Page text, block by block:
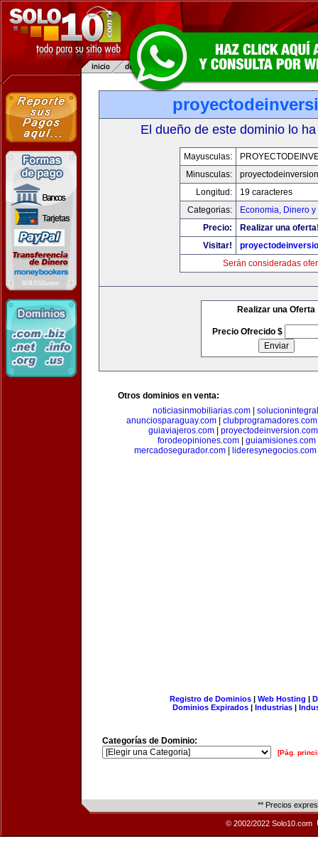
El dueño de este dominio lo
Mayusculas:
Minusculas:
Longitud:
19 caracteres
Categorias:
Economia, Dinero
Precio:
Realizar una
Visitar!
Serán consideradas
Realizar una Oferta
Precio Ofrecido $
Otros dominios en venta:
noticiasinmobiliarias.com
anunciosparaguay.com
clubprogramadores.com
guiaviajeros.com| proyectodeinversion.com
forodeopiniones.com
guiamisiones.com
mercadosegurador.com
lideresynegocios.com
Registro de Dominios| Web Hosting |
Dominios Expirados | Industrias |
Categorías de Dominio:
[Pág.
** Precios
© 2002/2022 Solo10.com